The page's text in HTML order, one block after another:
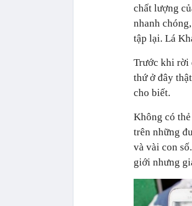
chất lượng
nhanh
tập lại. Lá
Trước khi rời
thứ ở đây
cho biết.
Không có
trên những
và vài con
giới nhưng